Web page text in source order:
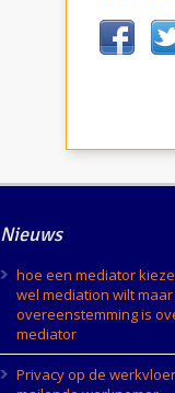
Nieuws
hoe een mediator
wel mediation wilt
overeenstemming is
mediator
Privacy op de